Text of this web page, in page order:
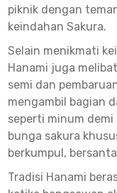
piknik dengan
keindahan Sakura.
Selain menikmati
Hanami juga
semi dan
mengambil bagian
seperti minum
bunga sakura
berkumpul,
Tradisi Hanami